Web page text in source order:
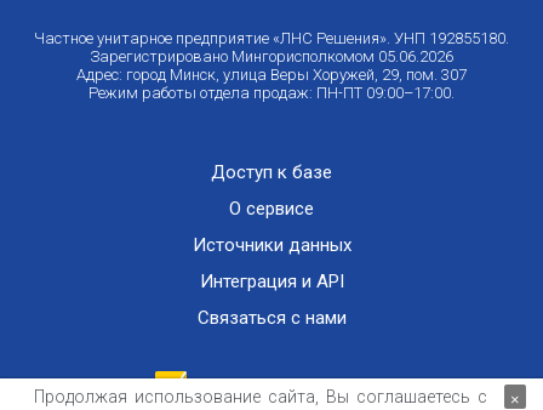
Частное унитарное предприятие «ЛНС Решения». УНП 192855180.
Зарегистрировано Мингорисполкомом 05.06.2026
Адрес: город Минск, улица Веры Хоружей, 29, пом. 307
Режим работы отдела продаж: ПН-ПТ 09:00–17:00.
Доступ к базе
О сервисе
Источники данных
Интеграция и API
Связаться с нами
Продолжая использование сайта, Вы соглашаетесь с ×